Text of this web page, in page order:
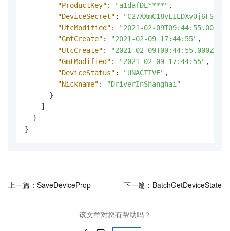
"ProductKey" : "a1dafDE****" ,
"DeviceSecret" :
"UtcModified" : "2021-02-09T09:44:55.000Z"
"GmtCreate" : "2021-02-09 17:44:55" ,
"UtcCreate" : "2021-02-09T09:44:55.000Z"
"GmtModified" : "2021-02-09 17:44:55" ,
"DeviceStatus" : "UNACTIVE" ,
"Nickname" :
"DriverInShanghai"
}
]
}
}
上一篇： SaveDeviceProp 下一篇： BatchGetDeviceState
该文章对您有帮助吗？